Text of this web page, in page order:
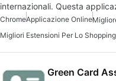
internazionali. Questa
ChromeApplicazione Online
Green Card